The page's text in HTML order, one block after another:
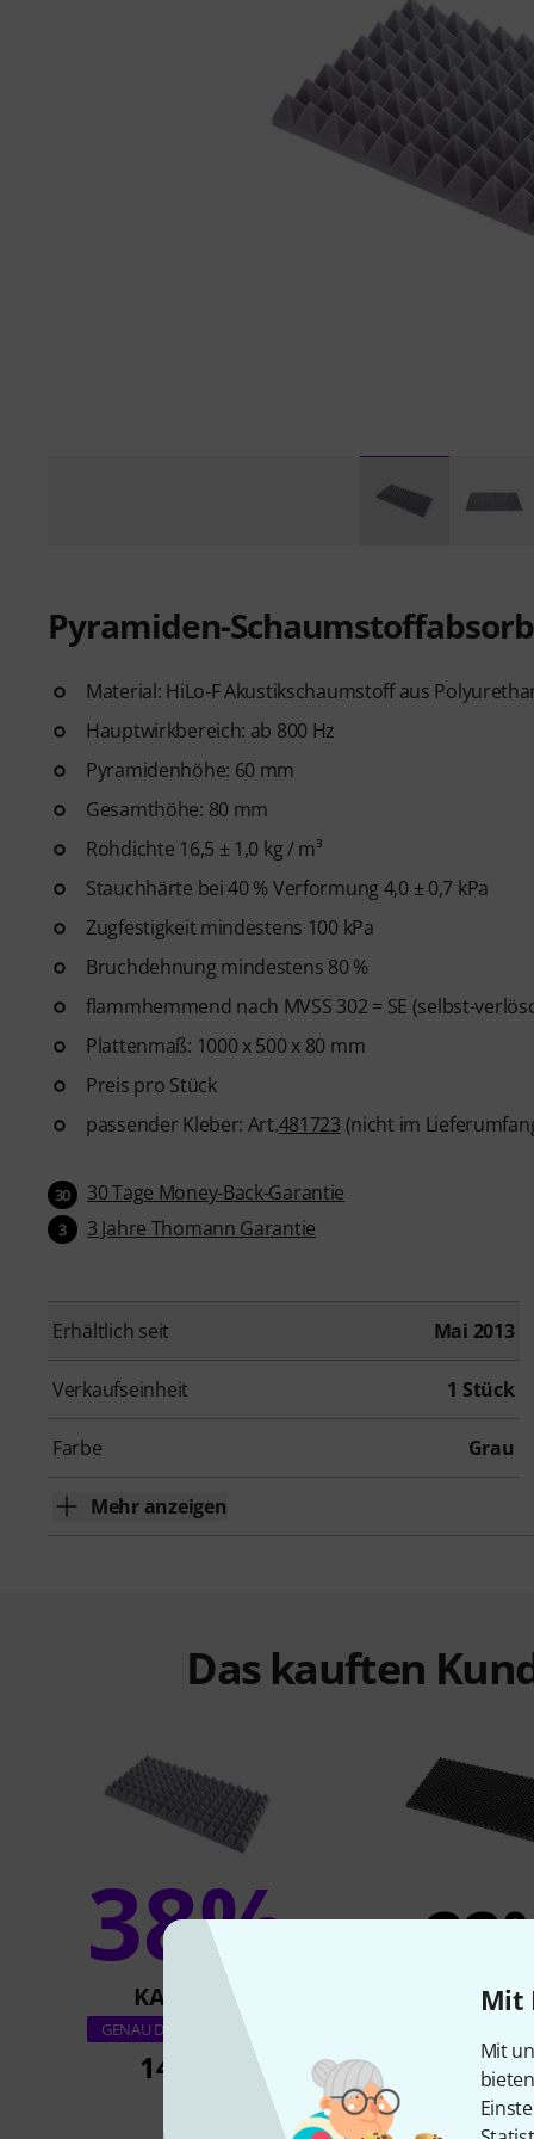
Mit
Mit
Pyramiden-
Material: HiLo-F Akustikschaumstoff aus
Hauptwirkbereich: ab 800 Hz
Pyramidenhöhe: 60 mm
Gesamthöhe: 80 mm
Rohdichte 16,5 ± 1,0 kg / m³
Stauchhärte bei 40 % Verformung 4,0 ± 0,7 kPa
Zugfestigkeit mindestens 100 kPa
Bruchdehnung mindestens 80 %
flammhemmend nach MVSS 302 = SE (selbst-
Plattenmaß: 1000 x 500 x 80 mm
Preis pro Stück
passender Kleber: Art.481723 (nicht im
30 30 Tage Money-Back-Garantie
3 3 Jahre Thomann Garantie
Erhältlich seit Mai 2013
Verkaufseinheit 1 Stück
Farbe Grau
Mehr anzeigen
Das kauften
38%
KAUFTEN
GENAU DIESES PRODUKT
14,49 € 6,49 €